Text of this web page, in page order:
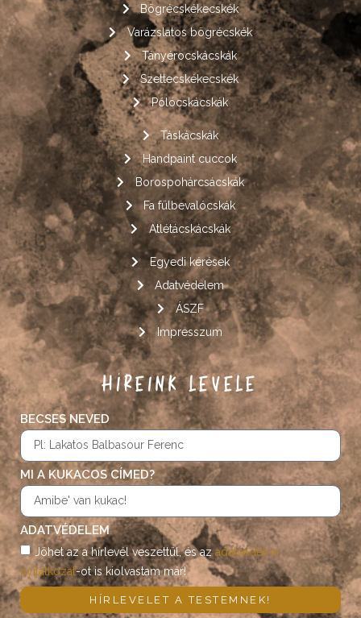
Bögrécskékecskék
Varázslatos bögrécskék
Tányérocskácskák
Szettecskékecskék
Pólócskácskák
Táskácskák
Handpaint cuccok
Borospohárcsácskák
Fa fülbevalócskák
Atlétácskácskák
Egyedi kérések
Adatvédelem
ÁSZF
Impresszum
HÍREINK LEVELE
BECSES NEVED
MI A KUKACOS CÍMED?
ADATVÉDELEM
Jöhet az a hírlevél veszettül, és azadatvédelmi
nyilatkozat-ot is kiolvastam már!
HÍRLEVELET A TESTEMNEK!